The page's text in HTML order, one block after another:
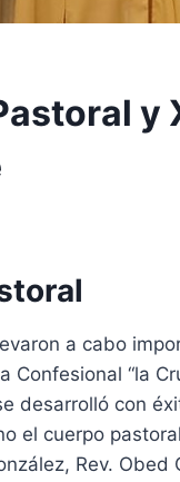
y
a cabo
Confesional “la
desarrolló con
el cuerpo
Rev.